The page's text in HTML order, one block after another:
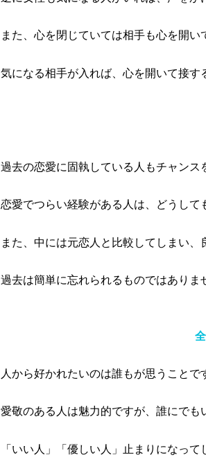
また、心を閉じていては相手も心を開い
気になる相手が入れば、心を開いて接す
過去の恋愛に固執している人もチャンス
恋愛でつらい経験がある人は、どうして
また、中には元恋人と比較してしまい、
過去は簡単に忘れられるものではありま
人から好かれたいのは誰もが思うこと
愛敬のある人は魅力的ですが、誰にでも
「いい人」「優しい人」止まりになっ